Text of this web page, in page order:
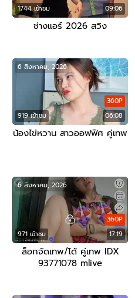
1744 เข้าชม 09:06
ช่างแอร์ 2026 สวิง
919 เข้าชม 06:08
360P
6 สิงหาคม, 2026
น้องไข่หวาน สาวออฟฟิศ คู่เทพ
971 เข้าชม 17:19
360P
6 สิงหาคม, 2026
ล็อกจัดเทพ/โด้ คู่เทพ IDX
93771078 mlive